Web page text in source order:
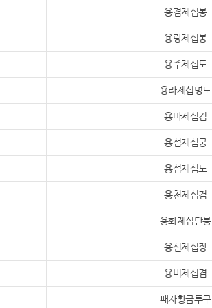
용겸제십봉
용랑제십봉
용주제십도
용라제십명도
용마제십검
용섬제십궁
용섬제십노
용천제십검
용화제십단봉
용신제십장
용비제십겸
패자황금투구